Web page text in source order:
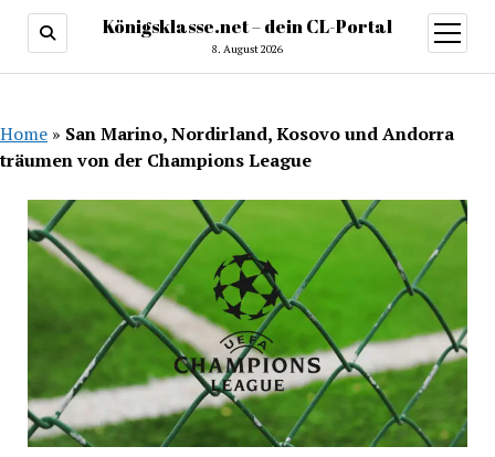
Königsklasse.net – dein CL-Portal
8. August 2026
Menü
öffnen
Home » San Marino, Nordirland, Kosovo und Andorra
träumen von der Champions League